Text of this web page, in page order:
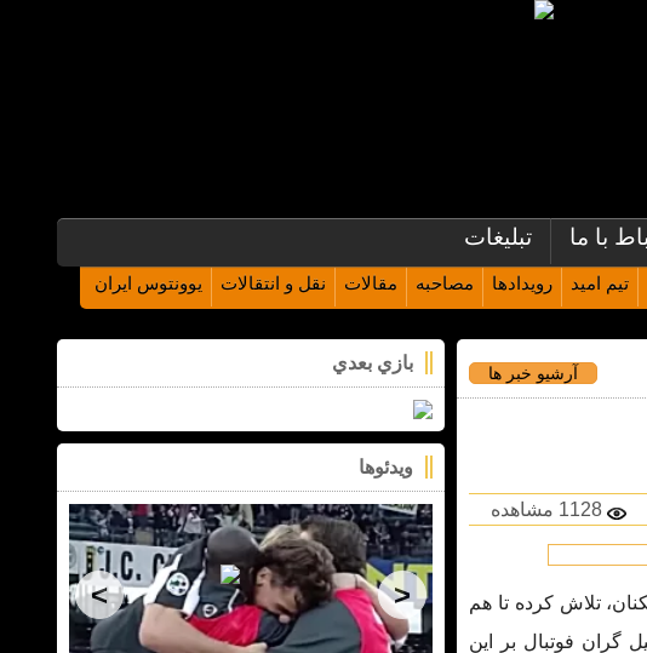
با ما تبلیغات
تیم امید رویدادها مصاحبه مقالات نقل و انتقالات یوونتوس ایران
بازي بعدي
ویدئوها
< >
آرشیو خبر ها
1128 مشاهده
تلاش کرده تا هم
گران فوتبال بر این